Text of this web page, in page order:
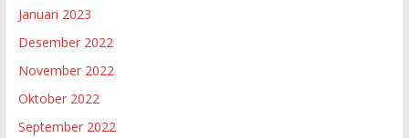
Januari 2023
Desember 2022
November 2022
Oktober 2022
September 2022